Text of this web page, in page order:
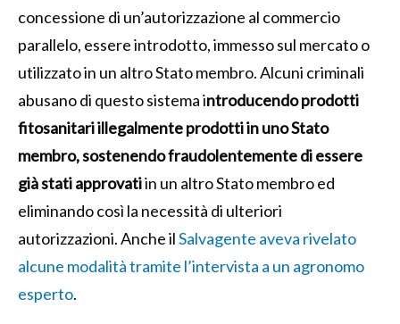
concessione di un’autorizzazione al commercio
parallelo, essere introdotto, immesso sul mercato o
utilizzato in un altro Stato membro. Alcuni criminali
abusano di questo sistema introducendo prodotti
fitosanitari illegalmente prodotti in uno Stato
membro, sostenendo fraudolentemente di essere
già stati approvatiin un altro Stato membro ed
eliminando così la necessità di ulteriori
autorizzazioni. Anche ilSalvagente aveva rivelato
alcune modalità tramite l’intervista a un agronomo
esperto.